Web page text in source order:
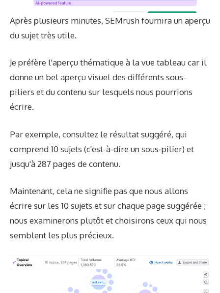
Après plusieurs minutes, SEMrush fournira un aperçu
du sujet très utile.
Je préfère l'aperçu thématique à la vue tableau car il
donne un bel aperçu visuel des différents sous-
piliers et du contenu sur lesquels nous pourrions
écrire.
Par exemple, consultez le résultat suggéré, qui
comprend 10 sujets (c'est-à-dire un sous-pilier) et
jusqu'à 287 pages de contenu.
Maintenant, cela ne signifie pas que nous allons
écrire sur les 10 sujets et sur chaque page suggérée ;
nous examinerons plutôt et choisirons ceux qui nous
semblent les plus précieux.